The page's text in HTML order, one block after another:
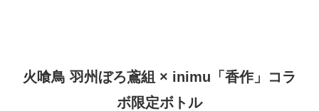
火喰鳥 羽州ぼろ鳶組 × inimu「香作」コラ
ボ限定ボトル